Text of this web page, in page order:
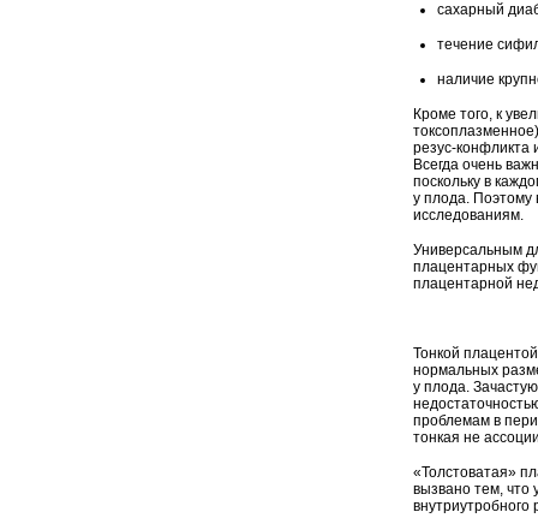
сахарный
течение
наличие
Кроме того, к
резус-конфликта
Всегда очень
поскольку в
у плода. Поэтому
исследованиям.
Универсальным
плацентарных
плацентарной
Тонкой
нормальных
у плода.
проблемам в
тонкая не
«Толстоватая»
вызвано тем, что
внутриутробного